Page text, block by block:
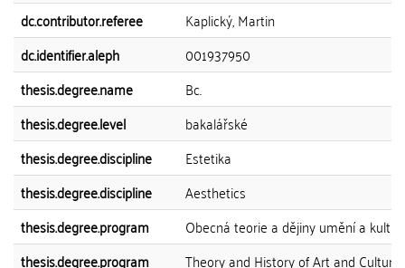
dc.contributor.referee
Kaplický, Martin
dc.identifier.aleph
001937950
thesis.degree.name
Bc.
thesis.degree.level
bakalářské
thesis.degree.discipline
Estetika
thesis.degree.discipline
Aesthetics
thesis.degree.program
Obecná teorie a dějiny umění a
thesis.degree.program
Theory and History of Art and Culture